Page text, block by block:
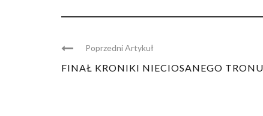
Poprzedni Artykuł
FINAŁ KRONIKI NIECIOSANEGO